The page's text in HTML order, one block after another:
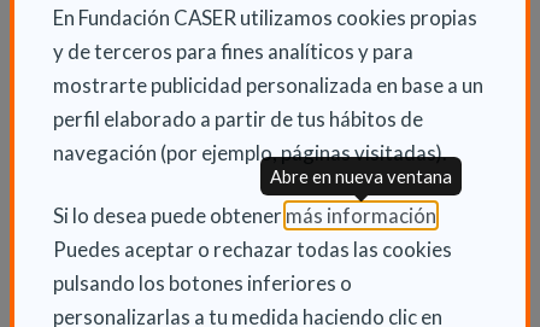
En Fundación CASER utilizamos cookies propias
y de terceros para fines analíticos y para
mostrarte publicidad personalizada en base a un
perfil elaborado a partir de tus hábitos de
navegación (por ejemplo, páginas visitadas).
Si lo desea puede obtener más información
Puedes aceptar o rechazar todas las cookies
pulsando los botones inferiores o
personalizarlas a tu medida haciendo clic en
Abre en nueva ventana
Además, el equipo ganador entrará a formar parte de
la mayor red de Emprendedores Sociales del mundo,
la que la fundación Ashoka ha construido a lo largo de
40 años y que cuenta con más de 3.600
emprendedores y emprendedoras en 90 países.
Ashoka les apoya dándoles visibilidad, formación y
conectándoles con empresas y aliados que pueden
ayudarles a escalar su impacto.